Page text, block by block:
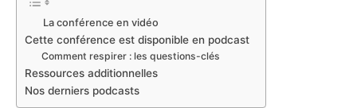
La conférence en vidéo
Cette conférence est disponible en podcast
Comment respirer : les questions-clés
Ressources additionnelles
Nos derniers podcasts